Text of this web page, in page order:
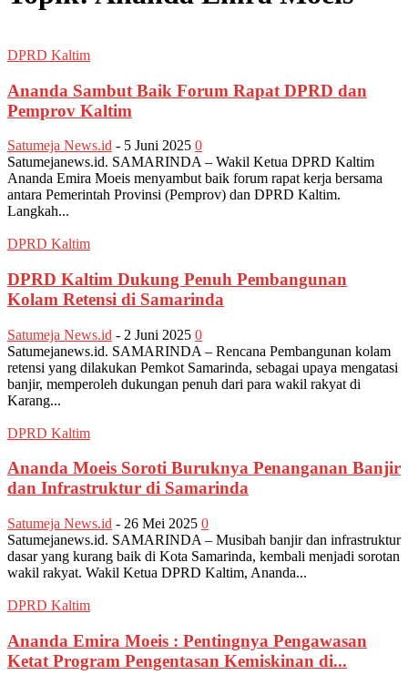
DPRD Kaltim
Ananda Sambut Baik Forum Rapat DPRD dan
Pemprov Kaltim
Satumeja News.id - 5 Juni 2025 0
Satumejanews.id. SAMARINDA – Wakil Ketua DPRD Kaltim
Ananda Emira Moeis menyambut baik forum rapat kerja bersama
antara Pemerintah Provinsi (Pemprov) dan DPRD Kaltim.
Langkah...
DPRD Kaltim
DPRD Kaltim Dukung Penuh Pembangunan
Kolam Retensi di Samarinda
Satumeja News.id - 2 Juni 2025 0
Satumejanews.id. SAMARINDA – Rencana Pembangunan kolam
retensi yang dilakukan Pemkot Samarinda, sebagai upaya mengatasi
banjir, memperoleh dukungan penuh dari para wakil rakyat di
Karang...
DPRD Kaltim
Ananda Moeis Soroti Buruknya Penanganan Banjir
dan Infrastruktur di Samarinda
Satumeja News.id - 26 Mei 2025 0
Satumejanews.id. SAMARINDA – Musibah banjir dan infrastruktur
dasar yang kurang baik di Kota Samarinda, kembali menjadi sorotan
wakil rakyat. Wakil Ketua DPRD Kaltim, Ananda...
DPRD Kaltim
Ananda Emira Moeis : Pentingnya Pengawasan
Ketat Program Pengentasan Kemiskinan di...